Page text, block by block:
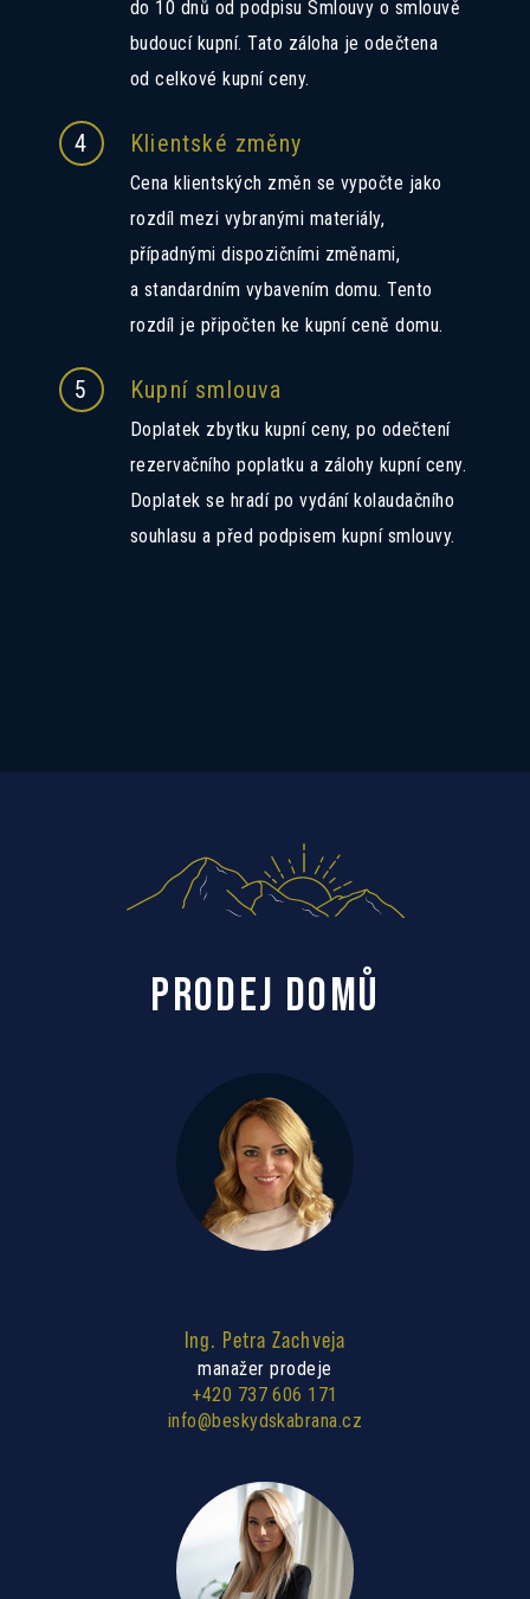
do 10 dnů od podpisu Smlouvy o smlouvě
budoucí kupní. Tato záloha je odečtena
od celkové kupní ceny.
4 Klientské změny
Cena klientských změn se vypočte jako
rozdíl mezi vybranými materiály,
případnými dispozičními změnami,
a standardním vybavením domu. Tento
rozdíl je připočten ke kupní ceně domu.
5 Kupní smlouva
Doplatek zbytku kupní ceny, po odečtení
rezervačního poplatku a zálohy kupní ceny.
Doplatek se hradí po vydání kolaudačního
souhlasu a před podpisem kupní smlouvy.
PRODEJ DOMŮ
Ing. Petra Zachveja
manažer prodeje
+420 737 606 171
info@beskydskabrana.cz